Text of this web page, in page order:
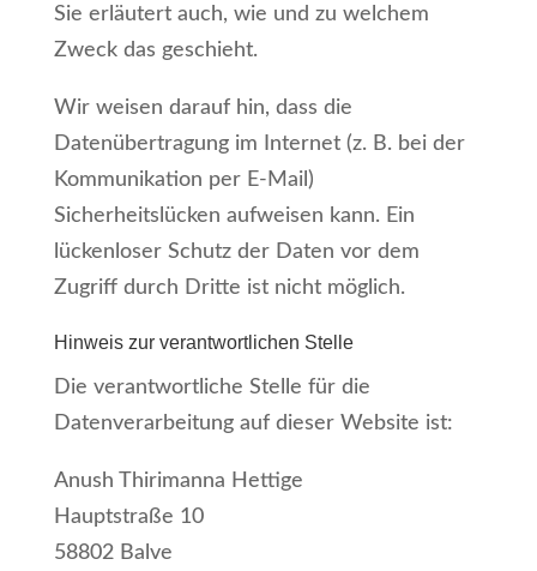
Sie erläutert auch, wie und zu welchem
Zweck das geschieht.
Wir weisen darauf hin, dass die
Datenübertragung im Internet (z. B. bei der
Kommunikation per E-Mail)
Sicherheitslücken aufweisen kann. Ein
lückenloser Schutz der Daten vor dem
Zugriff durch Dritte ist nicht möglich.
Hinweis zur verantwortlichen Stelle
Die verantwortliche Stelle für die
Datenverarbeitung auf dieser Website ist:
Anush Thirimanna Hettige
Hauptstraße 10
58802 Balve